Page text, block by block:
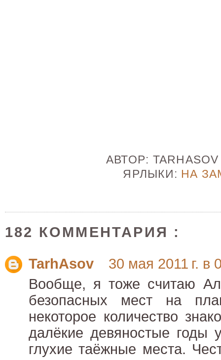
АВТОР:
ЯРЛЫКИ: НА
182 КОММЕНТАРИЯ :
TarhAsov
30 мая 2011 г. в
Вообще, я тоже считаю
безопасных мест на
некоторое количество
далёкие девяностые годы
глухие таёжные места.